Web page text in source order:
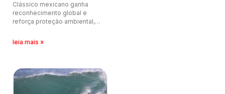
Clássico mexicano ganha
reconhecimento global e
reforça proteção ambiental,
picos mais icônicos do
leia mais »